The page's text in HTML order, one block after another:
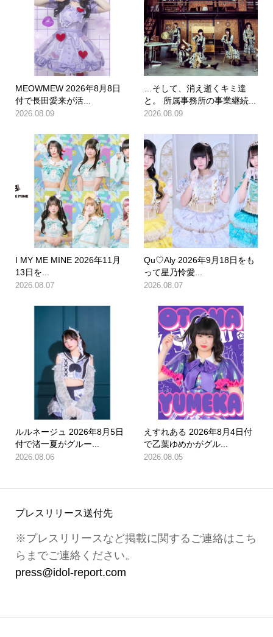
MEOWMEW 2026年8月8日
付で長田愛来が活...
2026.08.09
…そして、消え逝くキミ達
と。 所属事務所の事業継続...
2026.08.09
I MY ME MINE 2026年11月
13日を...
2026.08.07
Qu♡Aly 2026年9月18日をも
って星乃怜愛...
2026.08.07
ルルネージュ 2026年8月5日
付で渚一夏がグルー...
2026.08.06
えすれある 2026年8月4日付
で乙葉ゆめかがグル...
2026.08.05
プレスリリース送付先
※プレスリリースなど掲載に関するご連絡はこち
らまでご連絡ください。
press@idol-report.com